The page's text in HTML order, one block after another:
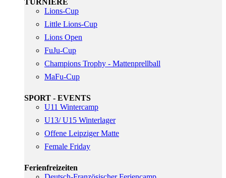
TURNIERE
Lions-Cup
Little Lions-Cup
Lions Open
FuJu-Cup
Champions Trophy - Mattenprellball
MaFu-Cup
SPORT - EVENTS
U11 Wintercamp
U13/ U15 Winterlager
Offene Leipziger Matte
Female Friday
Ferienfreizeiten